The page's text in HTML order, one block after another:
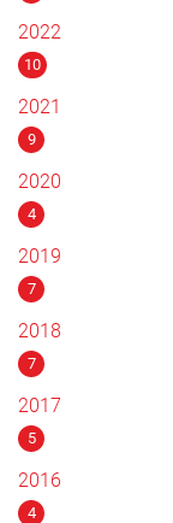
2022
10
2021
9
2020
4
2019
7
2018
7
2017
5
2016
4